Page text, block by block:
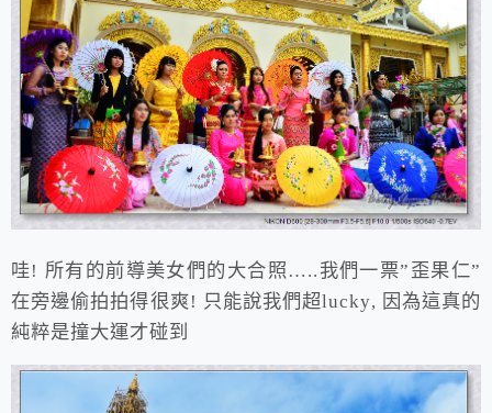
哇! 所有的前導美女們的大合照…..我們一票”歪果仁”
在旁邊偷拍拍得很爽! 只能說我們超lucky, 因為這真的
純粹是撞大運才碰到